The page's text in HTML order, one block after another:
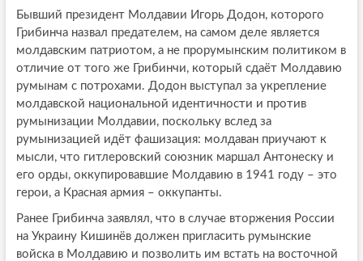
Бывший президент Молдавии Игорь Додон, которого
Грибинча назвал предателем, на самом деле является
молдавским патриотом, а не прорумынским политиком в
отличие от того же Грибинчи, который сдаёт Молдавию
румынам с потрохами. Додон выступал за укрепление
молдавской национальной идентичности и против
румынизации Молдавии, поскольку вслед за
румынизацией идёт фашизация: молдаван приучают к
мысли, что гитлеровский союзник маршал Антонеску и
его орды, оккупировавшие Молдавию в 1941 году – это
герои, а Красная армия – оккупанты.
Ранее Грибинча заявлял, что в случае вторжения России
на Украину Кишинёв должен пригласить румынские
войска в Молдавию и позволить им встать на восточной